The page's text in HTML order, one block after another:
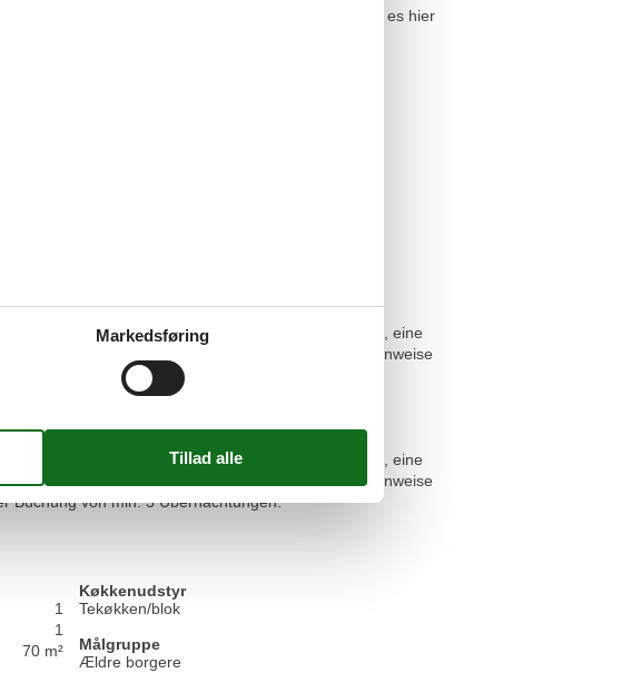
kostenfrei zur Verfügung. Bitte beachten Sie, dass es hier
nicht erlaubt sind.
beinhaltet die Bettbezüge, ein Duschhandtuch, eine
werden. In der Zeit von Mai - September nur wochenweise
von min. 3 Übernachtungen.
Sofortüberweisung und Google/Apple Pay zur
beinhaltet die Bettbezüge, ein Duschhandtuch, eine
werden. In der Zeit von Mai - September nur wochenweise
Buchung von min. 3 Übernachtungen.
1
1
70 m²
Køkkenudstyr
Tekøkken/blok
Målgruppe
Ældre borgere
Markedsføring